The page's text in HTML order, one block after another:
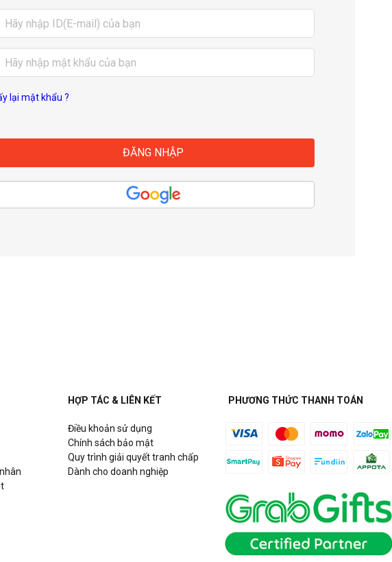
lại mật khẩu ?
HỢP TÁC & LIÊN KẾT
Điều khoản sử dụng
Chính sách bảo mật
Quy trình giải quyết tranh chấp
Dành cho doanh nghiệp
PHƯƠNG THỨC THANH TOÁN